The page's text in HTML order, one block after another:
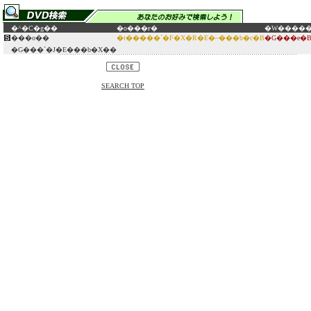
�^�C�g�� �o���ғ�
���o��
�G���`�J�E���b�X��
�t�����`�F�X�R�E�~���b�c�B
SEARCH TOP